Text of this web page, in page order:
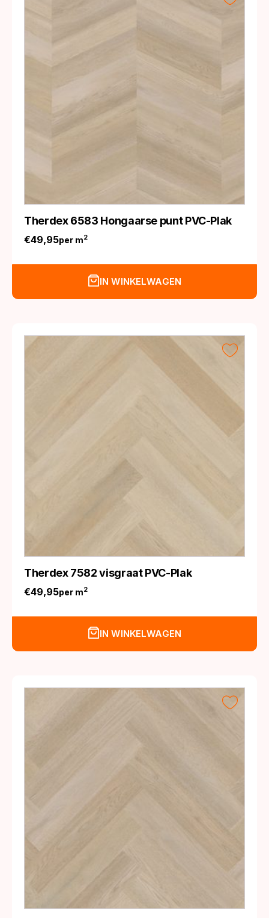
Therdex 6583 Hongaarse punt PVC-Plak
€49,95per m2
IN WINKELWAGEN
Therdex 7582 visgraat PVC-Plak
€49,95per m2
IN WINKELWAGEN